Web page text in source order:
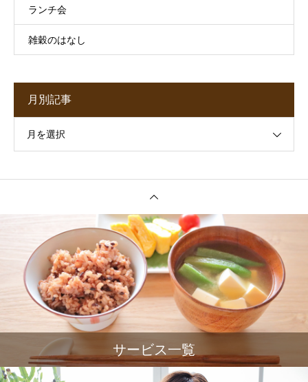
ランチ会
雑穀のはなし
月別記事
月を選択
サービス一覧